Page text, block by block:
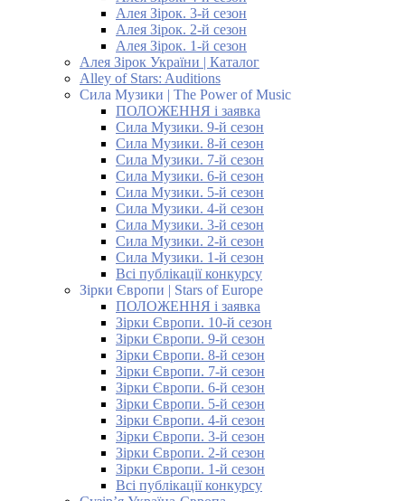
Алея Зірок. 3-й сезон
Алея Зірок. 2-й сезон
Алея Зірок. 1-й сезон
Алея Зірок України | Каталог
Alley of Stars: Auditions
Сила Музики | The Power of Music
ПОЛОЖЕННЯ і заявка
Сила Музики. 9-й сезон
Сила Музики. 8-й сезон
Сила Музики. 7-й сезон
Сила Музики. 6-й сезон
Сила Музики. 5-й сезон
Сила Музики. 4-й сезон
Сила Музики. 3-й сезон
Сила Музики. 2-й сезон
Сила Музики. 1-й сезон
Всі публікації конкурсу
Зірки Європи | Stars of Europe
ПОЛОЖЕННЯ і заявка
Зірки Європи. 10-й сезон
Зірки Європи. 9-й сезон
Зірки Європи. 8-й сезон
Зірки Європи. 7-й сезон
Зірки Європи. 6-й сезон
Зірки Європи. 5-й сезон
Зірки Європи. 4-й сезон
Зірки Європи. 3-й сезон
Зірки Європи. 2-й сезон
Зірки Європи. 1-й сезон
Всі публікації конкурсу